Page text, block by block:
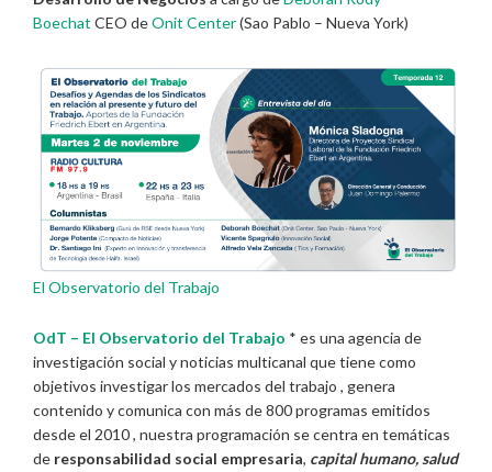
Boechat CEO deOnit Center(Sao Pablo – Nueva York)
El Observatorio del Trabajo
OdT – El Observatorio del Trabajo * es una agencia de
investigación social y noticias multicanal que tiene como
objetivos investigar los mercados del trabajo , genera
contenido y comunica con más de 800 programas emitidos
desde el 2010 , nuestra programación se centra en temáticas
de responsabilidad social empresaria, capital humano, salud